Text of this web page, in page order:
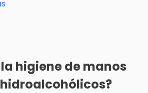
higiene de manos